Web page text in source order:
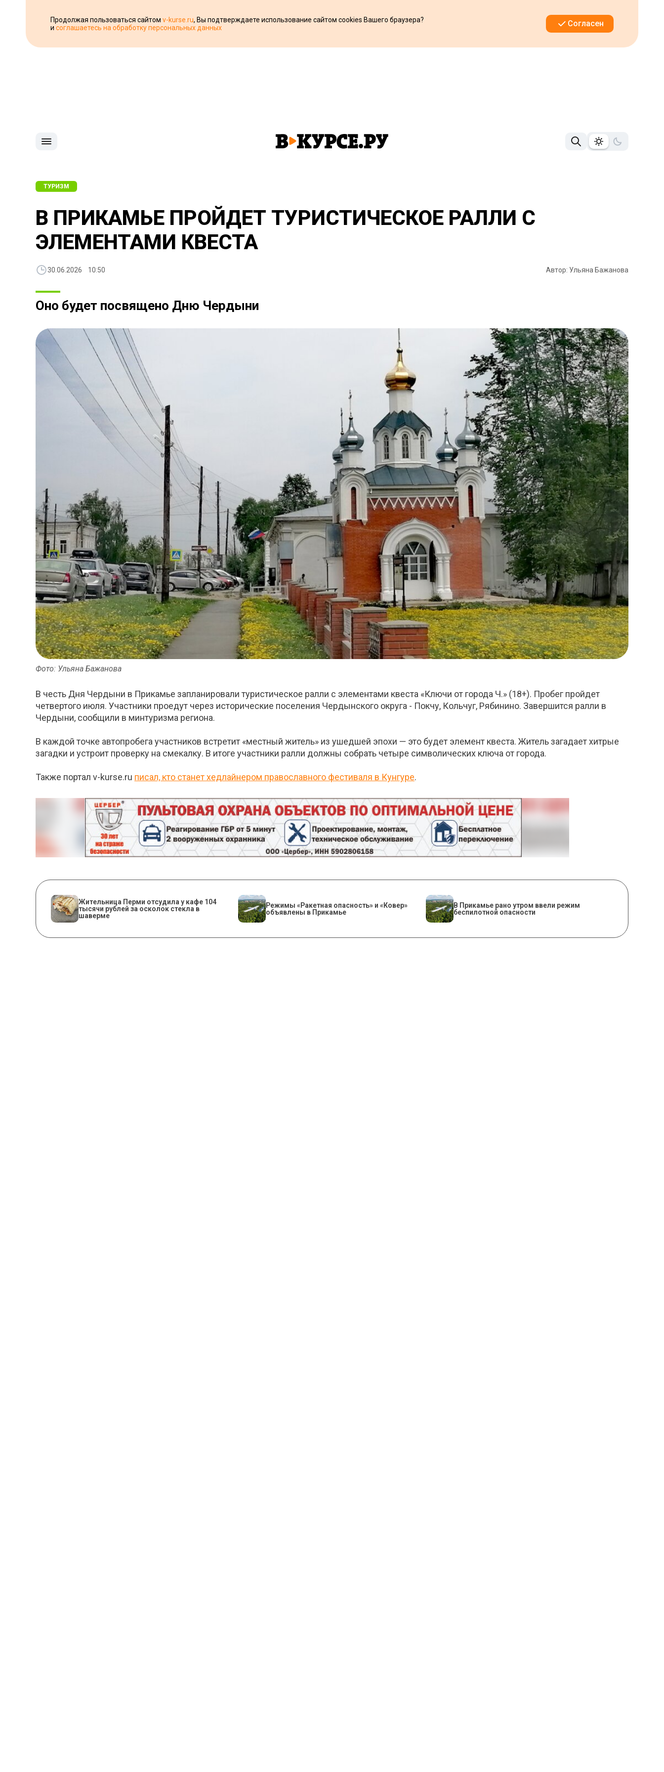
Продолжая пользоваться сайтом v-kurse.ru, Вы подтверждаете использование сайтом cookies Вашего браузера?
и соглашаетесь на обработку персональных данных Согласен
ТУРИЗМ
В ПРИКАМЬЕ ПРОЙДЕТ ТУРИСТИЧЕСКОЕ РАЛЛИ С
ЭЛЕМЕНТАМИ КВЕСТА
30.06.2026 10:50 Автор: Ульяна Бажанова
Оно будет посвящено Дню Чердыни
Фото: Ульяна Бажанова
В честь Дня Чердыни в Прикамье запланировали туристическое ралли с элементами квеста «Ключи от города Ч.» (18+). Пробег пройдет
четвертого июля. Участники проедут через исторические поселения Чердынского округа - Покчу, Кольчуг, Рябинино. Завершится ралли в
Чердыни, сообщили в минтуризма региона.
В каждой точке автопробега участников встретит «местный житель» из ушедшей эпохи — это будет элемент квеста. Житель загадает хитрые
загадки и устроит проверку на смекалку. В итоге участники ралли должны собрать четыре символических ключа от города.
Также портал v-kurse.ru писал, кто станет хедлайнером православного фестиваля в Кунгуре.
Жительница Перми отсудила у кафе 104
тысячи рублей за осколок стекла в
шаверме
Режимы «Ракетная опасность» и «Ковер»
объявлены в Прикамье
​В Прикамье рано утром ввели режим
беспилотной опасности